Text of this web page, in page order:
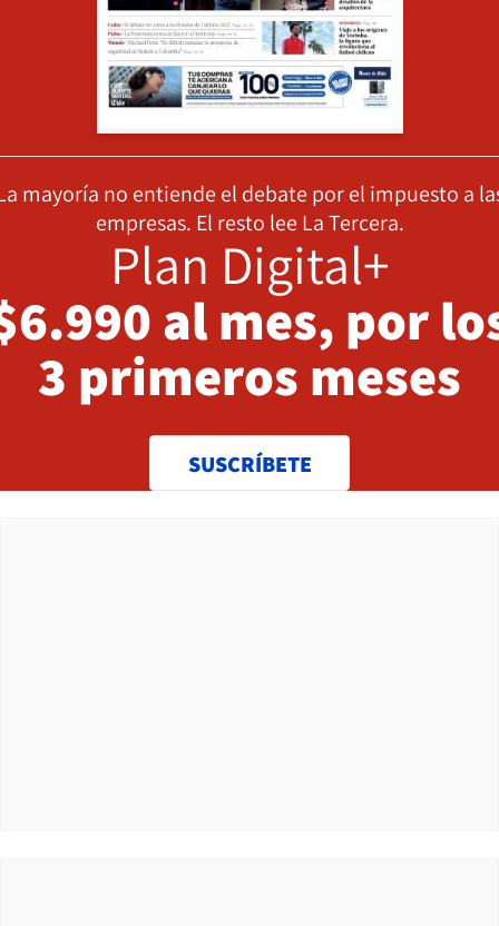
mayoría no entiende el debate por el impuesto a
empresas. El resto lee La Tercera.
Plan Digital+
al mes, por
3 primeros meses
SUSCRÍBETE